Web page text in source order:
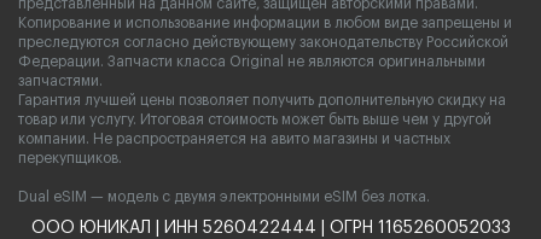
представленный на данном сайте, защищен авторскими правами.
Копирование и использование информации в любом виде запрещены и
преследуются согласно действующему законодательству Российской
Федерации. Запчасти класса Original не являются оригинальными
запчастями.
Гарантия лучшей цены позволяет получить дополнительную скидку на
товар или услугу. Итоговая стоимость может быть выше чем у другой
компании. Не распространяется на авито магазины и частных
перекупщиков.
Dual eSIM — модель с двумя электронными eSIM без лотка.
ООО ЮНИКАЛ | ИНН 5260422444 | ОГРН 1165260052033